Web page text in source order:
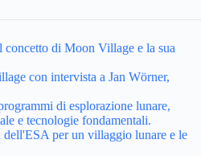
di Moon Village e la sua
con intervista a Jan Wörner,
di esplorazione lunare,
e tecnologie fondamentali.
per un villaggio lunare e le